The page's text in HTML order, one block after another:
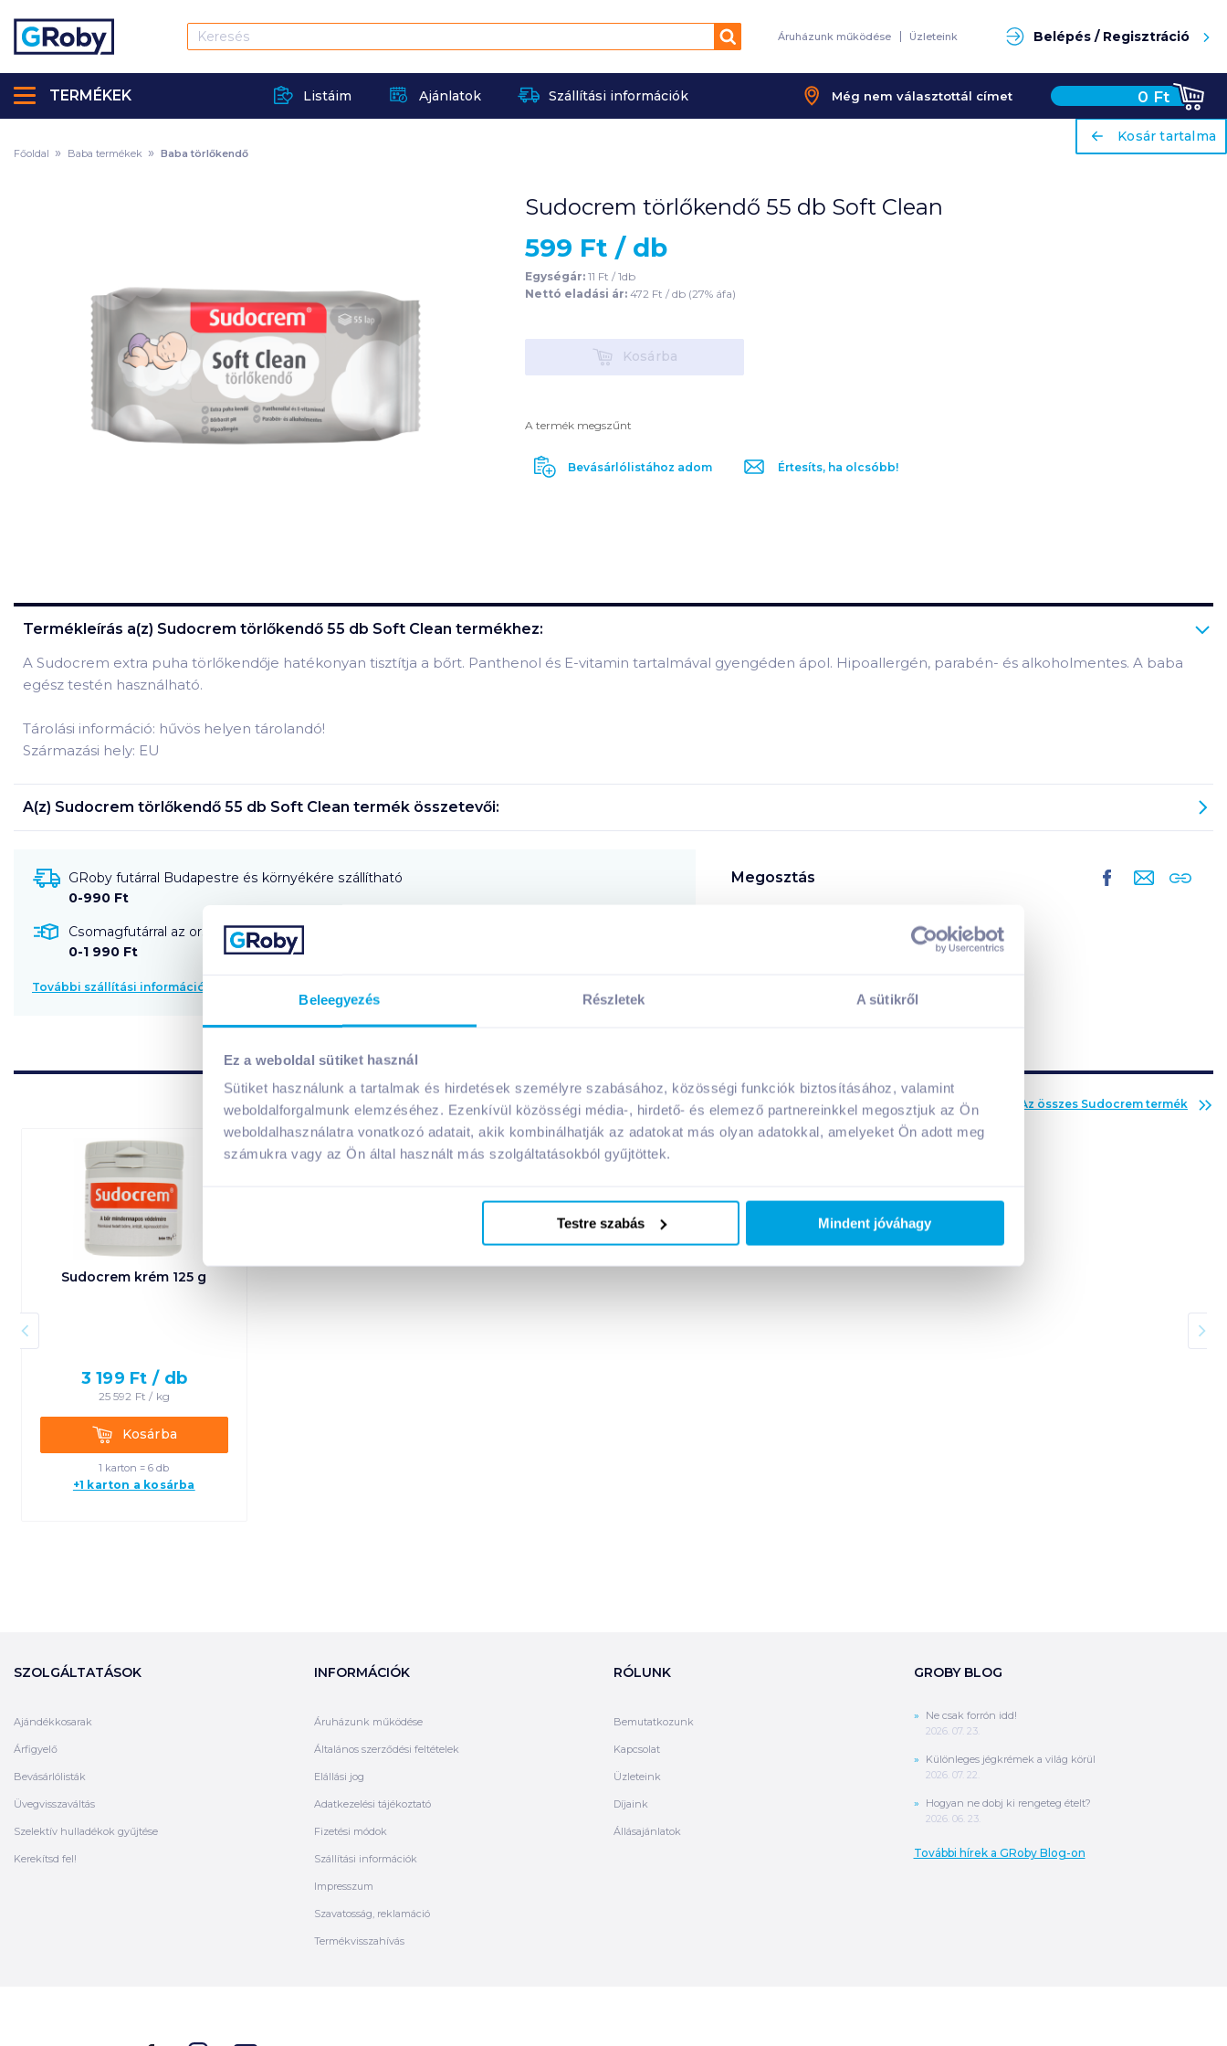
Beleegyezés Részletek A sütikről
Ez a weboldal sütiket használ
Sütiket használunk a tartalmak és hirdetések személyre szabásához, közösségi funkciók biztosításához, valamint
weboldalforgalmunk elemzéséhez. Ezenkívül közösségi média-, hirdető- és elemező partnereinkkel megosztjuk az Ön
weboldalhasználatra vonatkozó adatait, akik kombinálhatják az adatokat más olyan adatokkal, amelyeket Ön adott meg
számukra vagy az Ön által használt más szolgáltatásokból gyűjtöttek.
Testre szabás Mindent jóváhagy
Keresés Áruházunk működése Üzleteink Belépés / Regisztráció
Listáim Ajánlatok Szállítási információk Még nem választottál címet 0 Ft
TERMÉKEK
ariaLabel
Kosár tartalma
A kosarad jelenleg üres.
Főoldal Baba termékek Baba törlőkendő
Sudocrem törlőkendő 55 db Soft Clean
599 Ft / db
Egységár: 11 Ft / 1db
Nettó eladási ár: 472 Ft / db (27% áfa)
KosárbaKosárba
A termék megszűnt
Bevásárlólistához adom Értesíts, ha olcsóbb!
Termékleírás a(z) Sudocrem törlőkendő 55 db Soft Clean termékhez:
A Sudocrem extra puha törlőkendője hatékonyan tisztítja a bőrt. Panthenol és E-vitamin tartalmával gyengéden ápol. Hipoallergén, parabén- és alkoholmentes. A baba
egész testén használható.
Tárolási információ: hűvös helyen tárolandó!
Származási hely: EU
A(z) Sudocrem törlőkendő 55 db Soft Clean termék összetevői:
GRoby futárral Budapestre és környékére szállítható
0-990 Ft
Csomagfutárral az ország egész területére szállítható!
0-1 990 Ft
További szállítási információk
Megosztás
Az összes Sudocrem termék
Sudocrem krém 125 g
3 199 Ft / db
25 592 Ft / kg
KosárbaKosárba
1 karton = 6 db
+1 karton a kosárba
SZOLGÁLTATÁSOK
Ajándékkosarak
Árfigyelő
Bevásárlólisták
Üvegvisszaváltás
Szelektív hulladékok gyűjtése
Kerekítsd fel!
INFORMÁCIÓK
Áruházunk működése
Általános szerződési feltételek
Elállási jog
Adatkezelési tájékoztató
Fizetési módok
Szállítási információk
Impresszum
Szavatosság, reklamáció
Termékvisszahívás
RÓLUNK
Bemutatkozunk
Kapcsolat
Üzleteink
Díjaink
Állásajánlatok
GROBY BLOG
Ne csak forrón idd!
2026. 07. 23.
Különleges jégkrémek a világ körül
2026. 07. 22.
Hogyan ne dobj ki rengeteg ételt?
2026. 06. 23.
További hírek a GRoby Blog-on